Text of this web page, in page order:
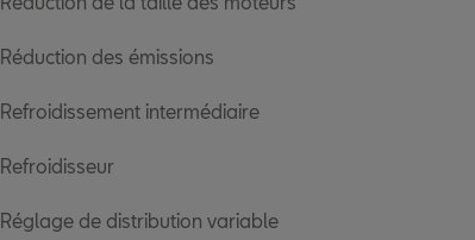
Réduction des émissions
Refroidissement intermédiaire
Refroidisseur
Réglage de distribution variable